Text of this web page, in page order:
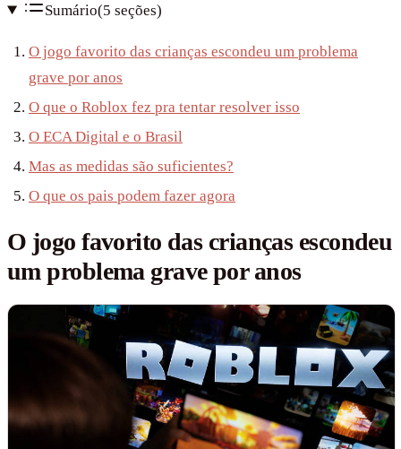
Sumário(5 seções)
O jogo favorito das crianças escondeu um problema
grave por anos
O que o Roblox fez pra tentar resolver isso
O ECA Digital e o Brasil
Mas as medidas são suficientes?
O que os pais podem fazer agora
O jogo favorito das crianças escondeu
um problema grave por anos